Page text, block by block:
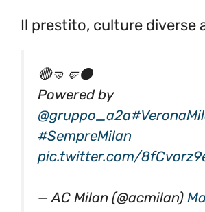
Il prestito, culture diverse
🔴🤜🤛⚫
Powered by
@gruppo_a2a
#SempreMilan
pic.twitter.com/
— AC Milan (@acmilan)